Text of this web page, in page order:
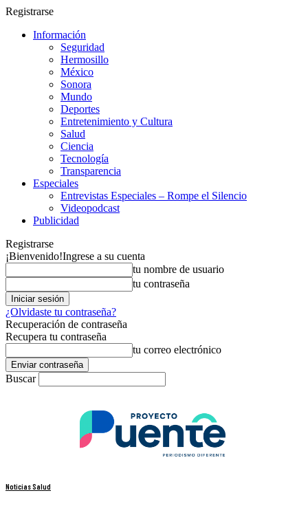
Registrarse
Información
Seguridad
Hermosillo
México
Sonora
Mundo
Deportes
Entretenimiento y Cultura
Salud
Ciencia
Tecnología
Transparencia
Especiales
Entrevistas Especiales – Rompe el Silencio
Videopodcast
Publicidad
Registrarse
¡Bienvenido!Ingrese a su cuenta
tu nombre de usuario
tu contraseña
¿Olvidaste tu contraseña?
Recuperación de contraseña
Recupera tu contraseña
tu correo electrónico
Buscar
Noticias Salud